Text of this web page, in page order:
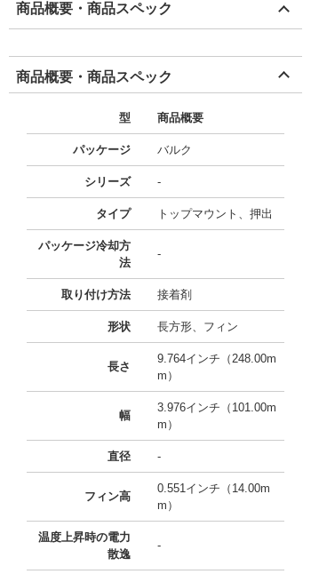
商品概要・商品スペック
商品概要・商品スペック
型 商品概要
パッケージ バルク
シリーズ -
タイプ トップマウント、押出
パッケージ冷却方
法
-
取り付け方法 接着剤
形状 長方形、フィン
長さ
9.764インチ（248.00m
m）
幅
3.976インチ（101.00m
m）
直径 -
フィン高
0.551インチ（14.00m
m）
温度上昇時の電力
散逸
-